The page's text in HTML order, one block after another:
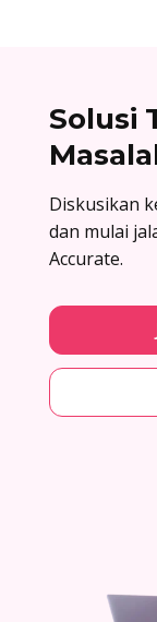
Solusi
Diskusikan
dan mulai
Accurate.